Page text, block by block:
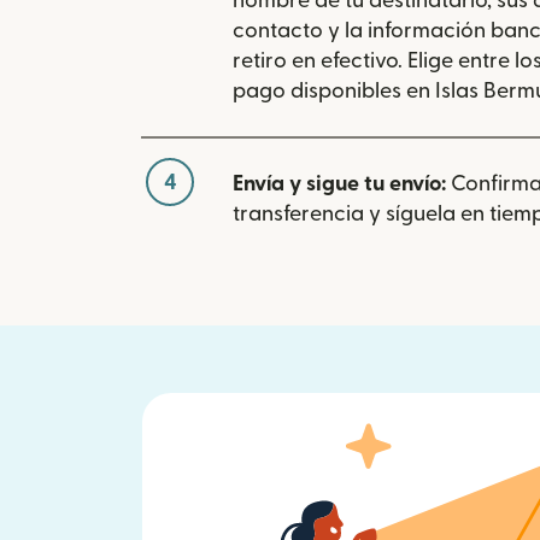
contacto y la información
retiro en efectivo. Elige entre
pago disponibles en Islas
4 Envía y sigue tu envío:
transferencia y síguela en